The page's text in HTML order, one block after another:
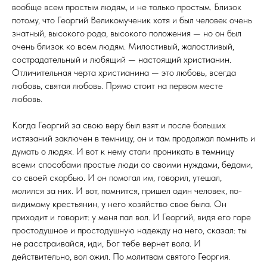
вообще всем простым людям, и не только простым. Близок
потому, что Георгий Вели­комученик хотя и был человек очень
знатный, высокого рода, высокого положения — но он был
очень близок ко всем людям. Милостивый, жалостливый,
сострада­тельный и любящий — настоящий христианин.
Отличи­тельная черта христианина — это любовь, всегда
любовь, святая любовь. Прямо стоит на первом месте
любовь.
Когда Георгий за свою веру был взят и после больших
истязаний заключен в темницу, он и там продолжал помнить и
думать о людях. И вот к нему стали проникать в темницу
всеми способами простые люди со своими нуждами, бедами,
со своей скорбью. И он помогал им, говорил, утешал,
молился за них. И вот, помнится, пришел один человек, по-
видимому крестьянин, у него хозяйство свое была. Он
приходит и говорит: у меня пал вол. И Георгий, видя его горе
прос­тодушное и простодушную надежду на него, сказал: ты
не расстраивайся, иди, Бог тебе вернет вола. И
действительно, вол ожил. По молитвам святого Георгия.